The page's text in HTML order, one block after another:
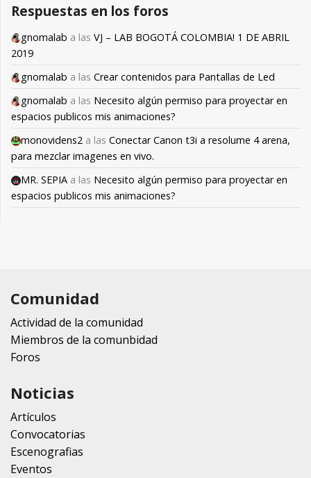
Respuestas en los foros
gnomalab a las VJ – LAB BOGOTÁ COLOMBIA! 1 DE ABRIL
2019
gnomalab a las Crear contenidos para Pantallas de Led
gnomalab a las Necesito algún permiso para proyectar en
espacios publicos mis animaciones?
monovidens2 a las Conectar Canon t3i a resolume 4 arena,
para mezclar imagenes en vivo.
MR. SEPIA a las Necesito algún permiso para proyectar en
espacios publicos mis animaciones?
Comunidad
Actividad de la comunidad
Miembros de la comunbidad
Foros
Noticias
Artículos
Convocatorias
Escenografias
Eventos